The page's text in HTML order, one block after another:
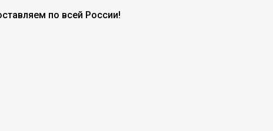
по всей России!